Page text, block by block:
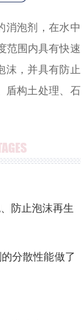
消泡剂，在水中
范围内具有快速
沫，并具有防止
盾构土处理、石
防止泡沫再生
分散性能做了